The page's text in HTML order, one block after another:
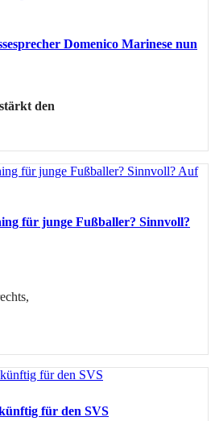
Domenico Marinese nun
den
für junge Fußballer? Sinnvoll?
für den SVS